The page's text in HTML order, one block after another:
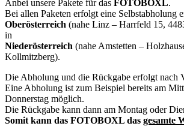
Anbei unsere Pakete für das FOTOBOXL.
Bei allen Paketen erfolgt eine Selbstabholung
Oberösterreich (nahe Linz – Harrfeld 15,
in
Niederösterreich (nahe Amstetten –
Kollmitzberg).
Die Abholung und die Rückgabe erfolgt nach
Eine Abholung ist zum Beispiel bereits am
Donnerstag möglich.
Die Rückgabe kann dann am Montag oder
Somit kann das FOTOBOXL das gesamte